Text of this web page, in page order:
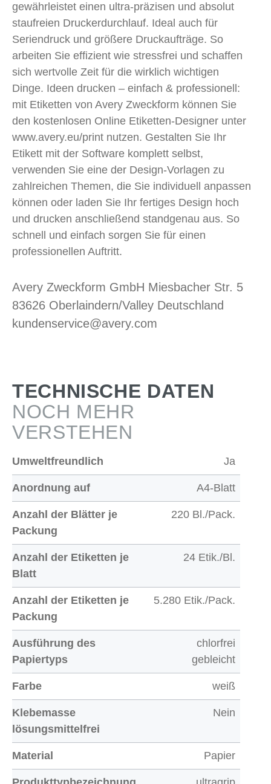
gewährleistet einen ultra-präzisen und absolut
staufreien Druckerdurchlauf. Ideal auch für
Seriendruck und größere Druckaufträge. So
arbeiten Sie effizient wie stressfrei und schaffen
sich wertvolle Zeit für die wirklich wichtigen
Dinge. Ideen drucken – einfach & professionell:
mit Etiketten von Avery Zweckform können Sie
den kostenlosen Online Etiketten-Designer unter
www.avery.eu/print nutzen. Gestalten Sie Ihr
Etikett mit der Software komplett selbst,
verwenden Sie eine der Design-Vorlagen zu
zahlreichen Themen, die Sie individuell anpassen
können oder laden Sie Ihr fertiges Design hoch
und drucken anschließend standgenau aus. So
schnell und einfach sorgen Sie für einen
professionellen Auftritt.
Avery Zweckform GmbH Miesbacher Str. 5
83626 Oberlaindern/Valley Deutschland
kundenservice@avery.com
TECHNISCHE DATEN
NOCH MEHR
VERSTEHEN
Umweltfreundlich Ja
Anordnung auf A4-Blatt
Anzahl der Blätter je
Packung
220 Bl./Pack.
Anzahl der Etiketten je
Blatt
24 Etik./Bl.
Anzahl der Etiketten je
Packung
5.280 Etik./Pack.
Ausführung des
Papiertyps
chlorfrei
gebleicht
Farbe weiß
Klebemasse
lösungsmittelfrei
Nein
Material Papier